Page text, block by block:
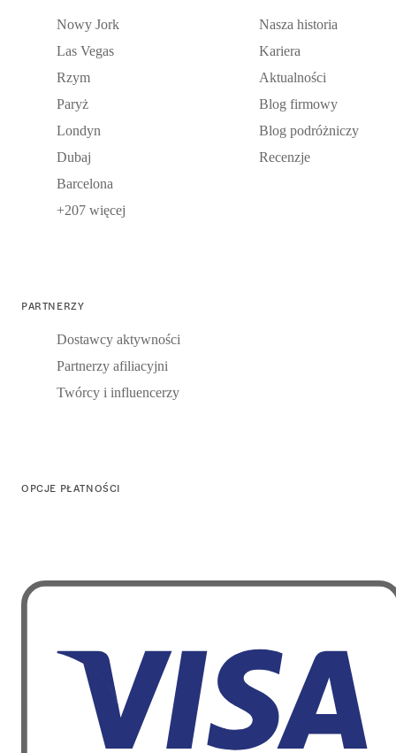
Nowy Jork
Las Vegas
Rzym
Paryż
Londyn
Dubaj
Barcelona
+207 więcej
Nasza historia
Kariera
Aktualności
Blog firmowy
Blog podróżniczy
Recenzje
PARTNERZY
Dostawcy aktywności
Partnerzy afiliacyjni
Twórcy i influencerzy
OPCJE PŁATNOŚCI